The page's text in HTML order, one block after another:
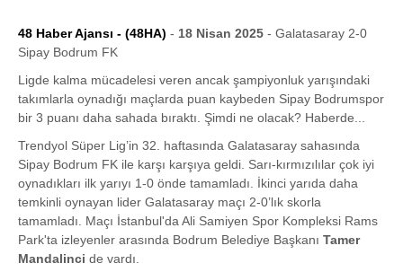
48 Haber Ajansı - (48HA) - 18 Nisan 2025 - Galatasaray 2-0
Sipay Bodrum FK
Ligde kalma mücadelesi veren ancak şampiyonluk yarışındaki
takımlarla oynadığı maçlarda puan kaybeden Sipay Bodrumspor
bir 3 puanı daha sahada bıraktı. Şimdi ne olacak? Haberde...
Trendyol Süper Lig’in 32. haftasında Galatasaray sahasında
Sipay Bodrum FK ile karşı karşıya geldi. Sarı-kırmızılılar çok iyi
oynadıkları ilk yarıyı 1-0 önde tamamladı. İkinci yarıda daha
temkinli oynayan lider Galatasaray maçı 2-0’lık skorla
tamamladı. Maçı İstanbul'da Ali Samiyen Spor Kompleksi Rams
Park'ta izleyenler arasında Bodrum Belediye Başkanı Tamer
Mandalinci de vardı.